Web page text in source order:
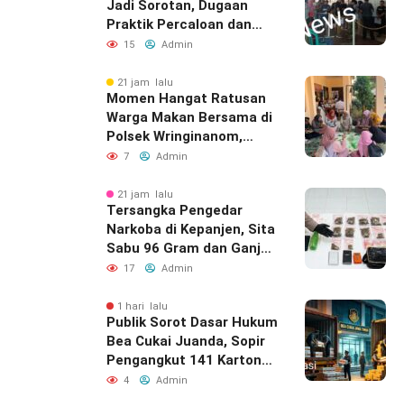
Jadi Sorotan, Dugaan
Praktik Percaloan dan
Pungli Mencuat
15 Admin
21 jam lalu
Momen Hangat Ratusan
Warga Makan Bersama di
Polsek Wringinanom,
Pererat Silaturahmi dan
7 Admin
21 jam lalu
Tersangka Pengedar
Narkoba di Kepanjen, Sita
Sabu 96 Gram dan Ganja
131 Gram Diamankan
17 Admin
1 hari lalu
Publik Sorot Dasar Hukum
Bea Cukai Juanda, Sopir
Pengangkut 141 Karton
Rokok Ilegal Dilepas
4 Admin